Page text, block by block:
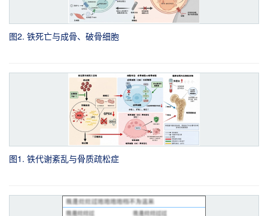
图2. 铁死亡与成骨、破骨细胞
图1. 铁代谢紊乱与骨质疏松症